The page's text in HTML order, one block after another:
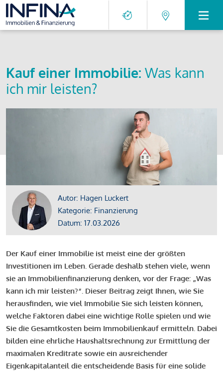
Kauf einer Immobilie: Was kann
ich mir leisten?
Autor: Hagen Luckert
Kategorie: Finanzierung
Datum: 17.03.2026
Der Kauf einer Immobilie ist meist eine der größten
Investitionen im Leben. Gerade deshalb stehen viele, wenn
sie an Immobilienfinanzierung denken, vor der Frage: „Was
kann ich mir leisten?“. Dieser Beitrag zeigt Ihnen, wie Sie
herausfinden, wie viel Immobilie Sie sich leisten können,
welche Faktoren dabei eine wichtige Rolle spielen und wie
Sie die Gesamtkosten beim Immobilienkauf ermitteln. Dabei
bilden eine ehrliche Haushaltsrechnung zur Ermittlung der
maximalen Kreditrate sowie ein ausreichender
Eigenkapitalanteil die entscheidende Basis für eine solide